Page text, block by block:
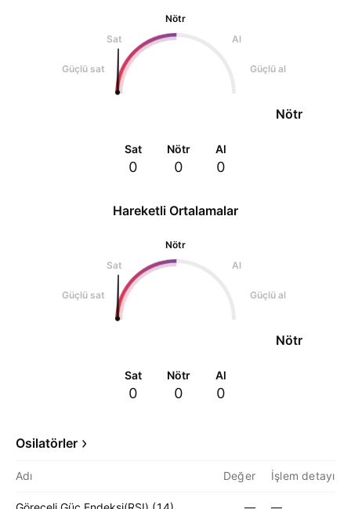
Nötr
Sat
Al
Güçlü sat Güçlü al
Nötr
Sat
0
Nötr
0
Al
0
Hareketli Ortalamalar
Nötr
Sat
Al
Güçlü sat Güçlü al
Nötr
Sat
0
Nötr
0
Al
0
Osilatörler
Adı Değer İşlem detayı